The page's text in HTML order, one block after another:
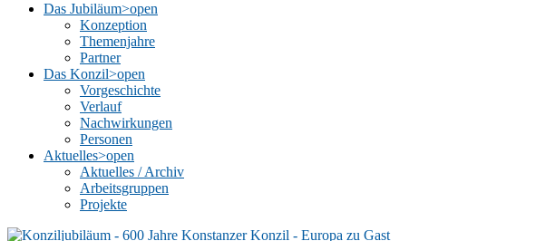
Das Jubiläum>open
Konzeption
Themenjahre
Partner
Das Konzil>open
Vorgeschichte
Verlauf
Nachwirkungen
Personen
Aktuelles>open
Aktuelles / Archiv
Arbeitsgruppen
Projekte